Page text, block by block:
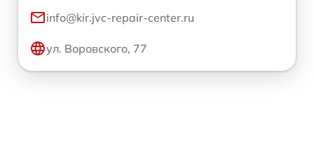
info@kir.jvc-repair-center.ru
ул. Воровского, 77